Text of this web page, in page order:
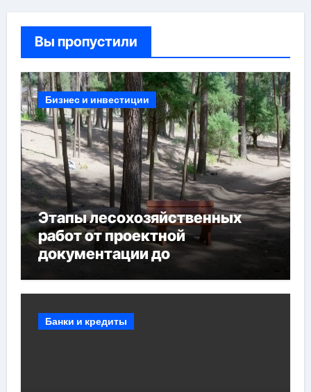
Вы пропустили
Бизнес и инвестиции
Этапы лесохозяйственных
работ от проектной
документации до
мероприятий и обустройства
Банки и кредиты